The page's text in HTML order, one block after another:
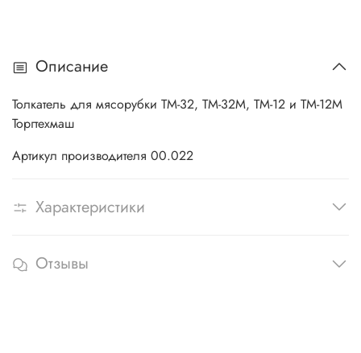
Описание
Толкатель для мясорубки ТМ-32, ТМ-32М, ТМ-12 и ТМ-12М
Торгтехмаш
Артикул производителя 00.022
Характеристики
Отзывы